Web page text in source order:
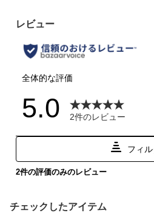
チェックしたアイテム